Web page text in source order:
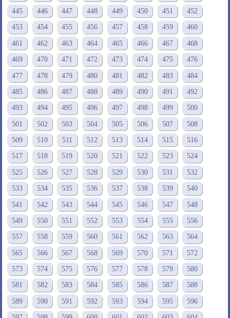
445 446 447 448 449 450 451 452
453 454 455 456 457 458 459 460
461 462 463 464 465 466 467 468
469 470 471 472 473 474 475 476
477 478 479 480 481 482 483 484
485 486 487 488 489 490 491 492
493 494 495 496 497 498 499 500
501 502 503 504 505 506 507 508
509 510 511 512 513 514 515 516
517 518 519 520 521 522 523 524
525 526 527 528 529 530 531 532
533 534 535 536 537 538 539 540
541 542 543 544 545 546 547 548
549 550 551 552 553 554 555 556
557 558 559 560 561 562 563 564
565 566 567 568 569 570 571 572
573 574 575 576 577 578 579 580
581 582 583 584 585 586 587 588
589 590 591 592 593 594 595 596